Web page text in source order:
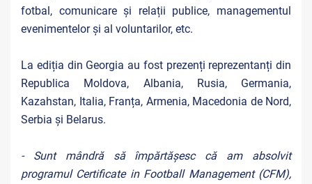
fotbal, comunicare și relații publice, managementul
evenimentelor și al voluntarilor, etc.
La ediția din Georgia au fost prezenți reprezentanți din
Republica Moldova, Albania, Rusia, Germania,
Kazahstan, Italia, Franța, Armenia, Macedonia de Nord,
Serbia și Belarus.
- Sunt mândră să împărtășesc că am absolvit
programul Certificate in Football Management (CFM),